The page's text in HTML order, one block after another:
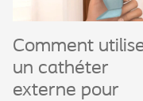
Comment
un cathéter
externe pour